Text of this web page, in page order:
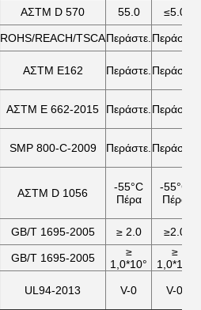
ΑΣTM D 570 55.0
≤5.0
ROHS/REACH/TSCAΠεράστε. Περάστε.
ΑΣTM E162 Περάστε. Περάστε.
ΑΣTM E 662-2015 Περάστε. Περάστε.
SMP 800-C-2009 Περάστε. Περάστε.
ΑΣTM D 1056
-55°C
Πέρα
-55°C
Πέρα
GB/T 1695-2005 ≥ 2.0
≥2.0
GB/T 1695-2005
≥
1,0*10°
≥
1,0*10"
UL94-2013 V-0 V-0